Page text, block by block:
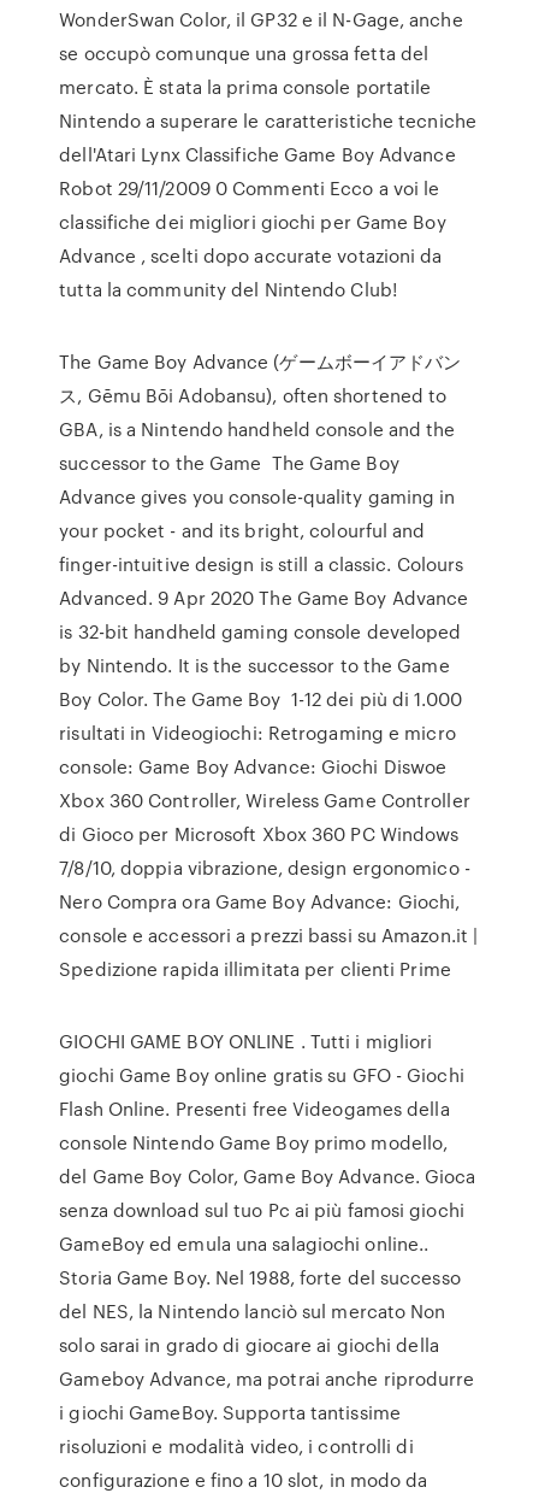
WonderSwan Color, il GP32 e il N-Gage, anche
se occupò comunque una grossa fetta del
mercato. È stata la prima console portatile
Nintendo a superare le caratteristiche tecniche
dell'Atari Lynx Classifiche Game Boy Advance
Robot 29/11/2009 0 Commenti Ecco a voi le
classifiche dei migliori giochi per Game Boy
Advance , scelti dopo accurate votazioni da
tutta la community del Nintendo Club!
The Game Boy Advance (ゲームボーイアドバン
ス, Gēmu Bōi Adobansu), often shortened to
GBA, is a Nintendo handheld console and the
successor to the Game The Game Boy
Advance gives you console-quality gaming in
your pocket - and its bright, colourful and
finger-intuitive design is still a classic. Colours
Advanced. 9 Apr 2020 The Game Boy Advance
is 32-bit handheld gaming console developed
by Nintendo. It is the successor to the Game
Boy Color. The Game Boy 1-12 dei più di 1.000
risultati in Videogiochi: Retrogaming e micro
console: Game Boy Advance: Giochi Diswoe
Xbox 360 Controller, Wireless Game Controller
di Gioco per Microsoft Xbox 360 PC Windows
7/8/10, doppia vibrazione, design ergonomico -
Nero Compra ora Game Boy Advance: Giochi,
console e accessori a prezzi bassi su Amazon.it |
Spedizione rapida illimitata per clienti Prime
GIOCHI GAME BOY ONLINE . Tutti i migliori
giochi Game Boy online gratis su GFO - Giochi
Flash Online. Presenti free Videogames della
console Nintendo Game Boy primo modello,
del Game Boy Color, Game Boy Advance. Gioca
senza download sul tuo Pc ai più famosi giochi
GameBoy ed emula una salagiochi online..
Storia Game Boy. Nel 1988, forte del successo
del NES, la Nintendo lanciò sul mercato Non
solo sarai in grado di giocare ai giochi della
Gameboy Advance, ma potrai anche riprodurre
i giochi GameBoy. Supporta tantissime
risoluzioni e modalità video, i controlli di
configurazione e fino a 10 slot, in modo da